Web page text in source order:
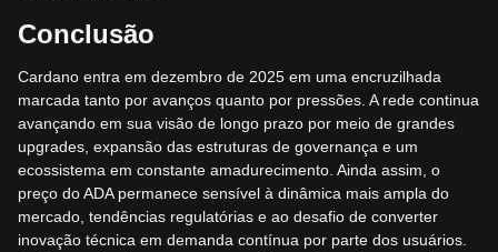
Conclusão
Cardano entra em dezembro de 2025 em uma encruzilhada
marcada tanto por avanços quanto por pressões. A rede continua
avançando em sua visão de longo prazo por meio de grandes
upgrades, expansão das estruturas de governança e um
ecossistema em constante amadurecimento. Ainda assim, o
preço do ADA permanece sensível à dinâmica mais ampla do
mercado, tendências regulatórias e ao desafio de converter
inovação técnica em demanda contínua por parte dos usuários.